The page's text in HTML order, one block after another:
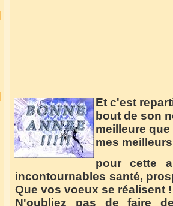
Et c'est
bout de son
meilleure
mes
pour cette
incontournables santé,
Que vos voeux se réalisent !
N'oubliez pas de faire